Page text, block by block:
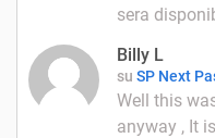
sera
Billy L
su SP Next
Well this
anyway , It